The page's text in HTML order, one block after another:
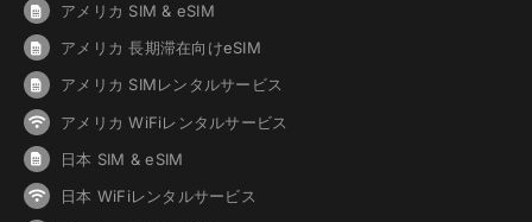
アメリカ SIM & eSIM
アメリカ 長期滞在向けeSIM
アメリカ SIMレンタルサービス
アメリカ WiFiレンタルサービス
日本 SIM & eSIM
日本 WiFiレンタルサービス